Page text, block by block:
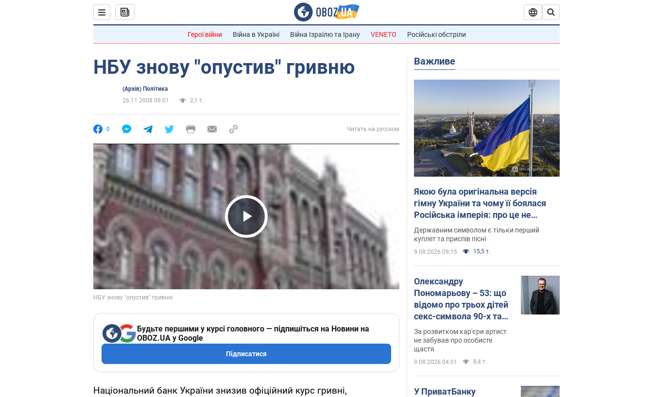
Герої війни Війна в Україні Війна Ізраїлю та Ірану VENETO Російські обстріли
НБУ знову "опустив" гривню
(Архів) Політика
26.11.2008 09:01
2,1 т.
0 Читать на русском
Play Video
Будьте першими у курсі головного — підпишіться на Новини на
OBOZ.UA у Google
Підписатися
Національний банк України знизив офіційний курс гривні,
Важливе
Якою була оригінальна версія
гімну України та чому її боялася
Російська імперія: про це не
розповідають у школі
Державним символом є тільки перший
куплет та приспів пісні
9.08.2026 09:15 15,5 т.
Олександру
Пономарьову – 53: що
відомо про трьох дітей
секс-символа 90-х та
який вигляд вони
мають
За розвитком кар'єри артист
не забував про особисте
щастя
9.08.2026 04:01 8,4 т.
У ПриватБанку